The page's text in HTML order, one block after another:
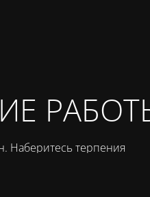
Наберитесь терпения